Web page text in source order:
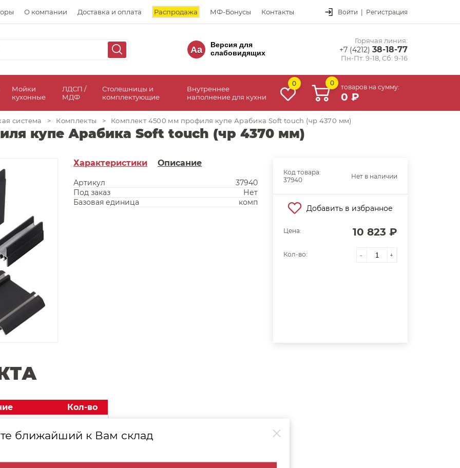
О компании Доставка и оплата Распродажа МФ-Бонусы Контакты Войти | Регистрация
Aa
Версия для
слабовидящих
Горячая линия:
+7 (4212) 38-18-77
Пн-Пт: 9-18, Сб: 9-16
Мойки
кухонные
ЛДСП /
МДФ
Столешницы и
комплектующие
Внутреннее
наполнение для кухни
0 0
товаров на сумму:
0 ₽
ближайший к Вам склад
система > Комплекты > Комплект 4500 мм профиля купе Арабика Soft touch (чр 4370 мм)
купе Арабика Soft touch (чр 4370 мм)
Характеристики Описание
Артикул
37940
Под заказ
Нет
Базовая единица
комп
Код товара:
37940
Нет в наличии
Добавить в избранное
Цена: 10 823 ₽
Кол-во: - +
Кол-во
4500 мм 1 шт.